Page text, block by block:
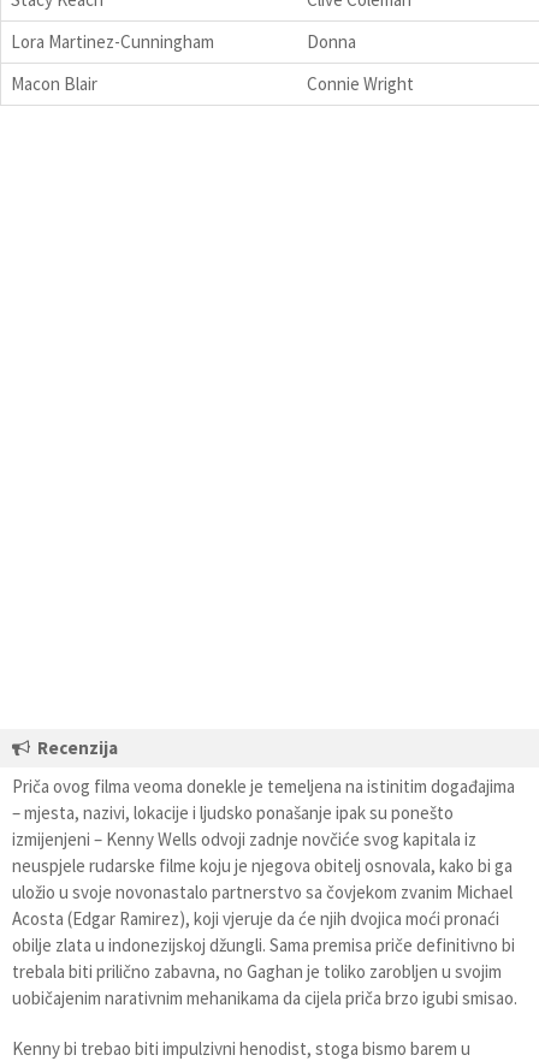
Lora Martinez-Cunningham
Donna
Macon Blair
Connie Wright
Recenzija
Priča ovog filma veoma donekle je temeljena na istinitim događajima
– mjesta, nazivi, lokacije i ljudsko ponašanje ipak su ponešto
izmijenjeni – Kenny Wells odvoji zadnje novčiće svog kapitala iz
neuspjele rudarske filme koju je njegova obitelj osnovala, kako bi ga
uložio u svoje novonastalo partnerstvo sa čovjekom zvanim Michael
Acosta (Edgar Ramirez), koji vjeruje da će njih dvojica moći pronaći
obilje zlata u indonezijskoj džungli. Sama premisa priče definitivno bi
trebala biti prilično zabavna, no Gaghan je toliko zarobljen u svojim
uobičajenim narativnim mehanikama da cijela priča brzo igubi smisao.
Kenny bi trebao biti impulzivni henodist, stoga bismo barem u